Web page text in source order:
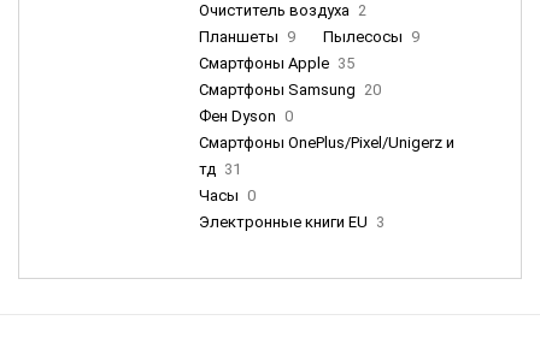
Очиститель воздуха 2
Планшеты 9 Пылесосы 9
Смартфоны Apple 35
Смартфоны Samsung 20
Фен Dyson 0
Смартфоны OnePlus/Pixel/Unigerz и
тд 31
Часы 0
Электронные книги EU 3